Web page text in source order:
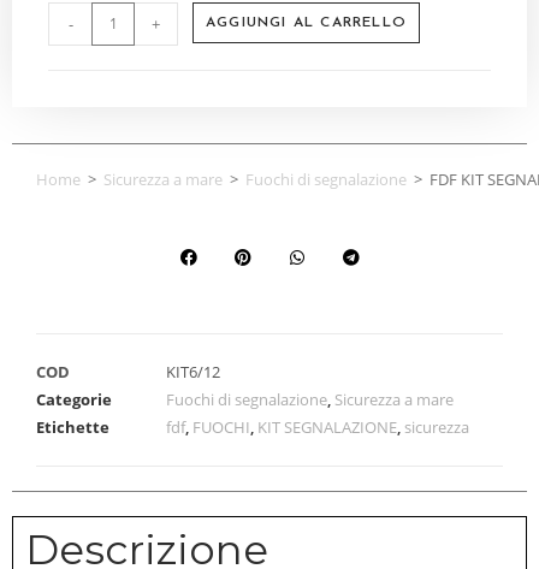
- + AGGIUNGI AL CARRELLO
Home > Sicurezza a mare > Fuochi di segnalazione > FDF KIT
COD
KIT6/12
Categorie
Fuochi di segnalazione, Sicurezza a mare
Etichette
fdf, FUOCHI, KIT SEGNALAZIONE, sicurezza
Descrizione